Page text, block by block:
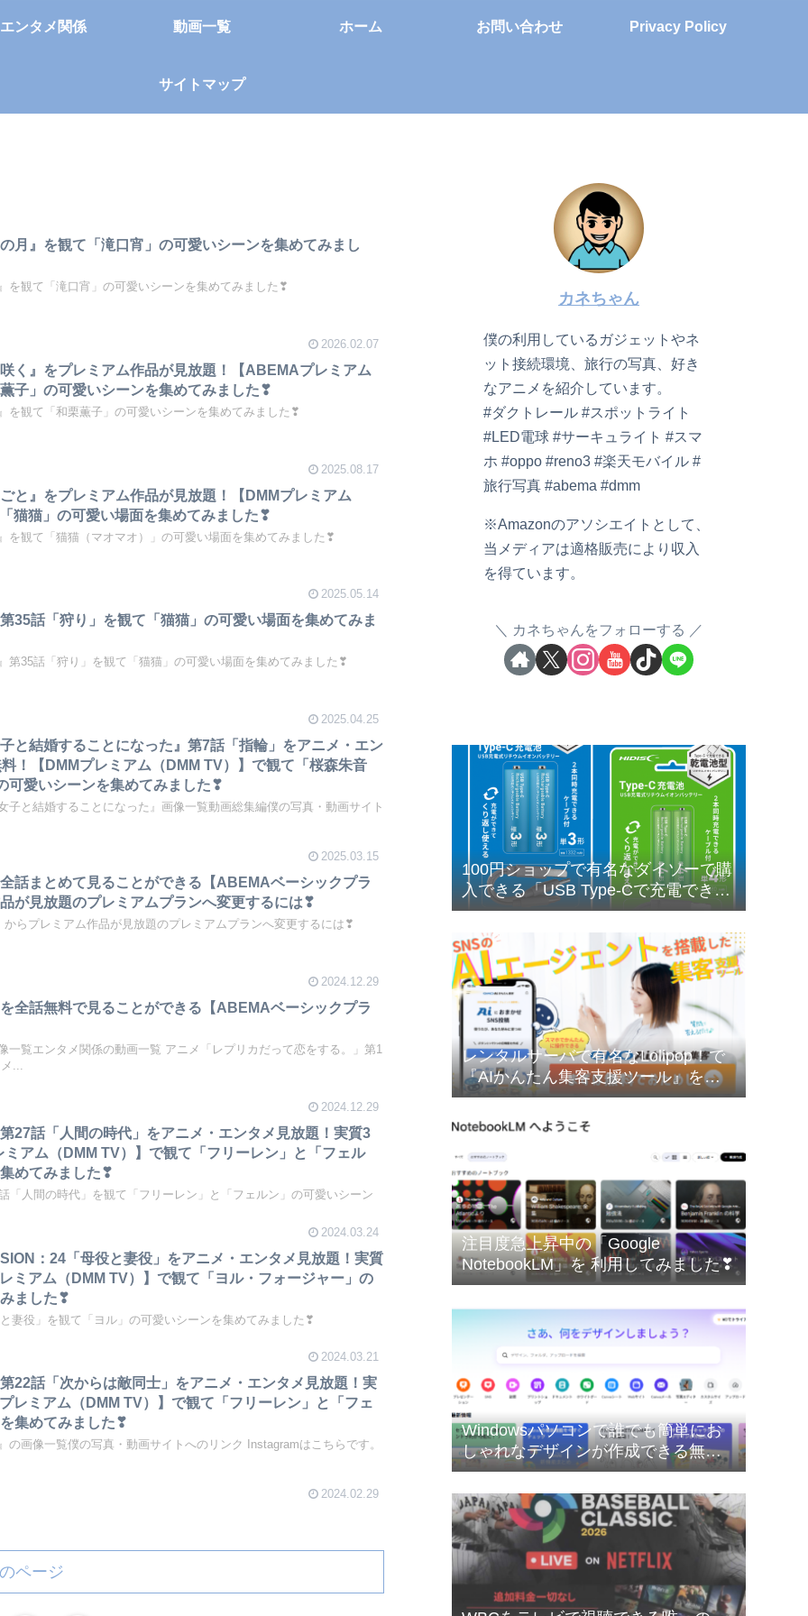
エンタメ関係 動画一覧 ホーム お問い合わせ Privacy Policy
サイトマップ
月』を観て「滝口宵」の可愛いシーンを集めてみまし
を観て「滝口宵」の可愛いシーンを集めてみました❣
2026.02.07
く』をプレミアム作品が見放題！【ABEMAプレミアム
子」の可愛いシーンを集めてみました❣
を観て「和栗薫子」の可愛いシーンを集めてみました❣
2025.08.17
と』をプレミアム作品が見放題！【DMMプレミアム
猫猫」の可愛い場面を集めてみました❣
を観て「猫猫（マオマオ）」の可愛い場面を集めてみました❣
2025.05.14
35話「狩り」を観て「猫猫」の可愛い場面を集めてみま
第35話「狩り」を観て「猫猫」の可愛い場面を集めてみました❣
2025.04.25
と結婚することになった』第7話「指輪」をアニメ・エン
！【DMMプレミアム（DMM TV）】で観て「桜森朱音
可愛いシーンを集めてみました❣
子と結婚することになった』画像一覧動画総集編僕の写真・動画サイト
2025.03.15
話まとめて見ることができる【ABEMAベーシックプラ
が見放題のプレミアムプランへ変更するには❣
らプレミアム作品が見放題のプレミアムプランへ変更するには❣
2024.12.29
全話無料で見ることができる【ABEMAベーシックプラ
一覧エンタメ関係の動画一覧 アニメ「レプリカだって恋をする。」第1
...
2024.12.29
27話「人間の時代」をアニメ・エンタメ見放題！実質3
アム（DMM TV）】で観て「フリーレン」と「フェル
めてみました❣
「人間の時代」を観て「フリーレン」と「フェルン」の可愛いシーン
2024.03.24
：24「母役と妻役」をアニメ・エンタメ見放題！実質
ミアム（DMM TV）】で観て「ヨル・フォージャー」の
ました❣
妻役」を観て「ヨル」の可愛いシーンを集めてみました❣
2024.03.21
22話「次からは敵同士」をアニメ・エンタメ見放題！実
レミアム（DMM TV）】で観て「フリーレン」と「フェ
集めてみました❣
の画像一覧僕の写真・動画サイトへのリンク Instagramはこちらです。
2024.02.29
ページ
カネちゃん
僕の利用しているガジェットやネ
ット接続環境、旅行の写真、好き
なアニメを紹介しています。
#ダクトレール #スポットライト
#LED電球 #サーキュライト #スマ
ホ #oppo #reno3 #楽天モバイル #
旅行写真 #abema #dmm
※Amazonのアソシエイトとして、
当メディアは適格販売により収入
を得ています。
カネちゃんをフォローする
100円ショップで有名なダイソーで購
入できる「USB Type-Cで充電できる
乾電池型バッテリー」の購入検討に
ついて❣
レンタルサーバで有名なLolipop！で
『AIかんたん集客支援ツール』を無
料でお試しできます❣
注目度急上昇中の「Google
NotebookLM」を 利用してみました❣
Windowsパソコンで誰でも簡単にお
しゃれなデザインが作成できる無料
のオンライングラフィックデザイン
ツールのCanva（キャンバ）を使って
みたした❣